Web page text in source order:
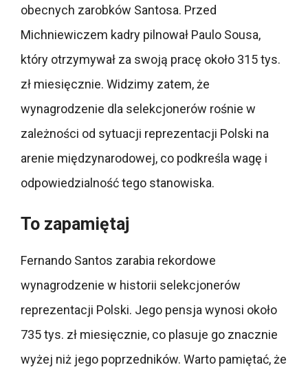
obecnych zarobków Santosa. Przed
Michniewiczem kadry pilnował Paulo Sousa,
który otrzymywał za swoją pracę około 315 tys.
zł miesięcznie. Widzimy zatem, że
wynagrodzenie dla selekcjonerów rośnie w
zależności od sytuacji reprezentacji Polski na
arenie międzynarodowej, co podkreśla wagę i
odpowiedzialność tego stanowiska.
To zapamiętaj
Fernando Santos zarabia rekordowe
wynagrodzenie w historii selekcjonerów
reprezentacji Polski. Jego pensja wynosi około
735 tys. zł miesięcznie, co plasuje go znacznie
wyżej niż jego poprzedników. Warto pamiętać, że